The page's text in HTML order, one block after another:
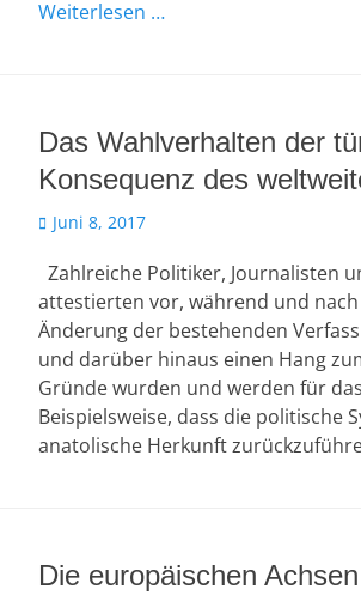
Weiterlesen …
Das Wahlverhalten der
Konsequenz des
Veröffentlicht
Juni 8, 2017
Zahlreiche Politiker, Journalisten
attestierten vor, während und
Änderung der bestehenden
und darüber hinaus einen Hang
Gründe wurden und werden für
Beispielsweise, dass die politische
anatolische Herkunft
Die europäischen